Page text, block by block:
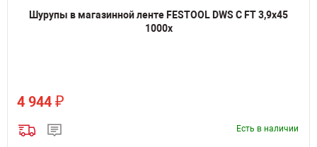
Шурупы в магазинной ленте FESTOOL DWS C FT 3,9x45
1000x
4 944 ₽
Есть в наличии